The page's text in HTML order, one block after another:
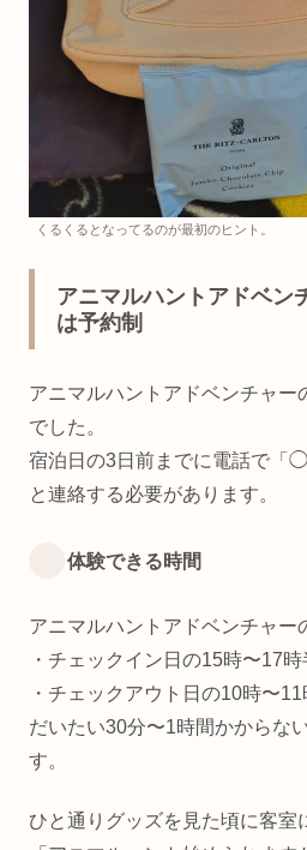
くるくるとなってるのが最初のヒント。
アニマルハントアドベン
は予約制
アニマルハントアドベンチャー
でした。
宿泊日の3日前までに電話で「◯
と連絡する必要があります。
体験できる時間
アニマルハントアドベンチャー
・チェックイン日の15時〜17時
・チェックアウト日の10時〜11
だいたい30分〜1時間かからな
す。
ひと通りグッズを見た頃に客室